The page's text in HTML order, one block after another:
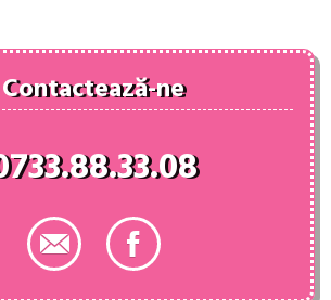
Contactează-ne